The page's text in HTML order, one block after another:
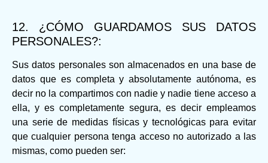
12. ¿CÓMO GUARDAMOS SUS DATOS
PERSONALES?:
Sus datos personales son almacenados en una base de
datos que es completa y absolutamente autónoma, es
decir no la compartimos con nadie y nadie tiene acceso a
ella, y es completamente segura, es decir empleamos
una serie de medidas físicas y tecnológicas para evitar
que cualquier persona tenga acceso no autorizado a las
mismas, como pueden ser: